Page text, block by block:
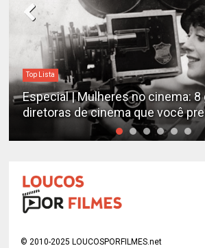
no cinema: 8 grandes
cinema que você precisa conhecer
© 2010-2025 LOUCOSPORFILMES.net